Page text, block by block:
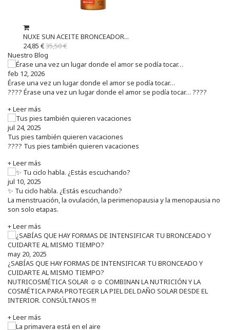
NUXE SUN ACEITE BRONCEADOR...
24,85 €35,50 €
Nuestro Blog
feb 12, 2026
Érase una vez un lugar donde el amor se podía tocar…
???? Érase una vez un lugar donde el amor se podía tocar… ????
+ Leer más
jul 24, 2025
Tus pies también quieren vacaciones
???? Tus pies también quieren vacaciones
+ Leer más
jul 10, 2025
✨ Tu ciclo habla. ¿Estás escuchando?
La menstruación, la ovulación, la perimenopausia y la menopausia no
son solo etapas.
+ Leer más
may 20, 2025
¿SABÍAS QUE HAY FORMAS DE INTENSIFICAR TU BRONCEADO Y
CUIDARTE AL MISMO TIEMPO?
NUTRICOSMÉTICA SOLAR ☺️☺️ COMBINAN LA NUTRICIÓN Y LA
COSMÉTICA PARA PROTEGER LA PIEL DEL DAÑO SOLAR DESDE EL
INTERIOR. CONSÚLTANOS !!!
+ Leer más